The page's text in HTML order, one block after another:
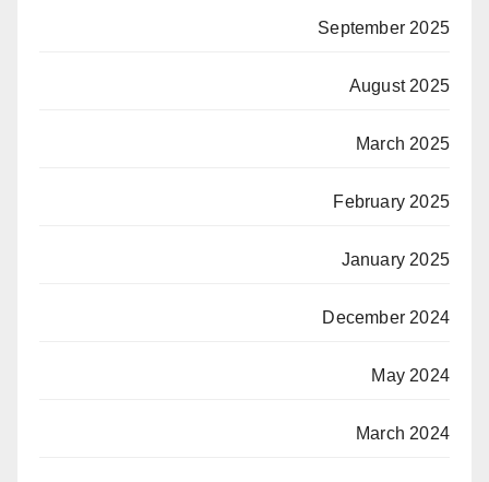
September 2025
August 2025
March 2025
February 2025
January 2025
December 2024
May 2024
March 2024